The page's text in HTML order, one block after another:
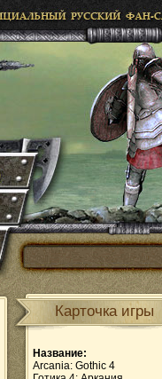
Карточка игры
Название:
Arcania: Gothic 4